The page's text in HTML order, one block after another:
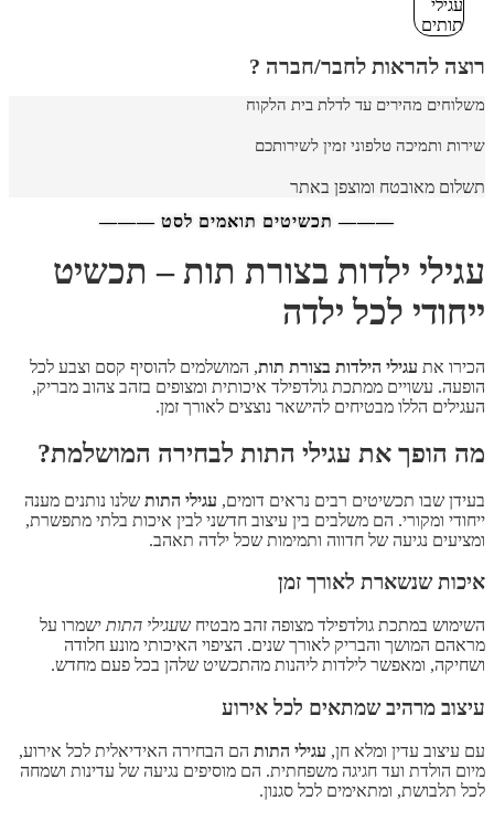
רוצה להראות לחבר/חברה ?
משלוחים מהירים עד לדלת בית הלקוח
שירות ותמיכה טלפוני זמין לשירותכם
תשלום מאובטח ומוצפן באתר
——— תכשיטים תואמים לסט ———
עגילי ילדות בצורת תות – תכשיט
ייחודי לכל ילדה
הכירו את עגילי הילדות בצורת תות, המושלמים להוסיף קסם וצבע לכל
הופעה. עשויים ממתכת גולדפילד איכותית ומצופים בזהב צהוב מבריק,
העגילים הללו מבטיחים להישאר נוצצים לאורך זמן.
מה הופך את עגילי התות לבחירה המושלמת?
בעידן שבו תכשיטים רבים נראים דומים, עגילי התות שלנו נותנים מענה
ייחודי ומקורי. הם משלבים בין עיצוב חדשני לבין איכות בלתי מתפשרת,
ומציעים נגיעה של חדווה ותמימות שכל ילדה תאהב.
איכות שנשארת לאורך זמן
השימוש במתכת גולדפילד מצופה זהב מבטיח שעגילי התות ישמרו על
מראהם המושך והבריק לאורך שנים. הציפוי האיכותי מונע חלודה
ושחיקה, ומאפשר לילדות ליהנות מהתכשיט שלהן בכל פעם מחדש.
עיצוב מרהיב שמתאים לכל אירוע
עם עיצוב עדין ומלא חן, עגילי התות הם הבחירה האידיאלית לכל אירוע,
מיום הולדת ועד חגיגה משפחתית. הם מוסיפים נגיעה של עדינות ושמחה
לכל תלבושת, ומתאימים לכל סגנון.